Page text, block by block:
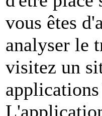
vous êtes
analyser le
visitez un